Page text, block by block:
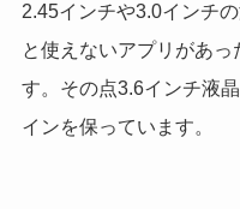
2.45インチや3.0インチ
と使えないアプリがあっ
す。その点3.6インチ液
インを保っています。